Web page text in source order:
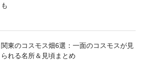
も
関東のコスモス畑6選：一面のコスモスが見
られる名所＆見頃まとめ